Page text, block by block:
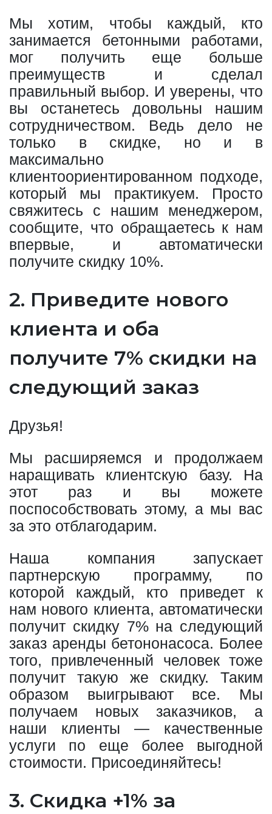
Мы хотим, чтобы каждый, кто
занимается бетонными работами,
мог получить еще больше
преимуществ и сделал
правильный выбор. И уверены, что
вы останетесь довольны нашим
сотрудничеством. Ведь дело не
только в скидке, но и в
максимально
клиентоориентированном подходе,
который мы практикуем. Просто
свяжитесь с нашим менеджером,
сообщите, что обращаетесь к нам
впервые, и автоматически
получите скидку 10%.
2. Приведите нового
клиента и оба
получите 7% скидки на
следующий заказ
Друзья!
Мы расширяемся и продолжаем
наращивать клиентскую базу. На
этот раз и вы можете
поспособствовать этому, а мы вас
за это отблагодарим.
Наша компания запускает
партнерскую программу, по
которой каждый, кто приведет к
нам нового клиента, автоматически
получит скидку 7% на следующий
заказ аренды бетононасоса. Более
того, привлеченный человек тоже
получит такую же скидку. Таким
образом выигрывают все. Мы
получаем новых заказчиков, а
наши клиенты — качественные
услуги по еще более выгодной
стоимости. Присоединяйтесь!
3. Скидка +1% за